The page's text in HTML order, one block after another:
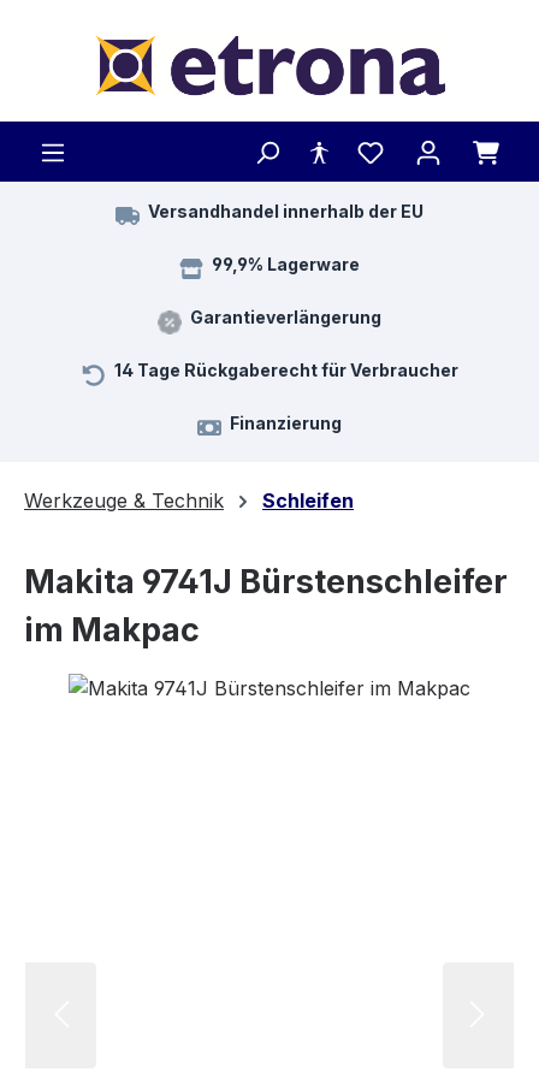
Versandhandel innerhalb der EU
99,9% Lagerware
Garantieverlängerung
14 Tage Rückgaberecht für Verbraucher
Finanzierung
Werkzeuge & Technik Schleifen
Makita 9741J Bürstenschleifer
im Makpac
Bildergalerie überspringen